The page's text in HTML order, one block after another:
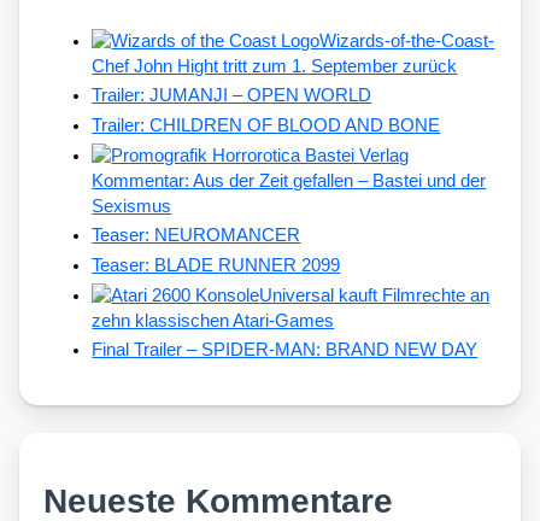
Wizards-of-the-Coast-
Chef John Hight tritt zum 1. September zurück
Trailer: JUMANJI – OPEN WORLD
Trailer: CHILDREN OF BLOOD AND BONE
Kommentar: Aus der Zeit gefallen – Bastei und der
Sexismus
Teaser: NEUROMANCER
Teaser: BLADE RUNNER 2099
Universal kauft Filmrechte an
zehn klassischen Atari-Games
Final Trailer – SPIDER-MAN: BRAND NEW DAY
Neueste Kommentare